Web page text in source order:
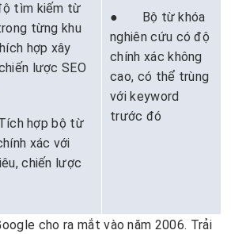
tìm kiếm từ
từng khu
hợp xây
lược SEO
hợp bộ từ
xác với
chiến lược
● Bộ từ khóa
nghiên cứu có độ
chính xác không
cao, có thể trùng
với keyword
trước đó
cho ra mắt vào năm 2006. Trải